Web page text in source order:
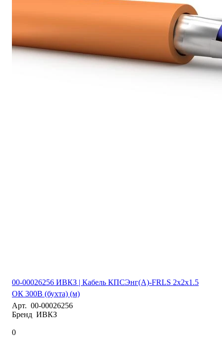
00-00026256 ИВКЗ | Кабель КПСЭнг(А)-FRLS 2х2х1.5
ОК 300В (бухта) (м)
Арт. 00-00026256
Бренд ИВКЗ
0